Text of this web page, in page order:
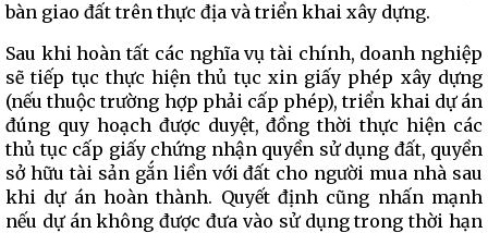
bàn giao đất trên thực địa và triển khai xây dựng.
Sau khi hoàn tất các nghĩa vụ tài chính, doanh nghiệp
sẽ tiếp tục thực hiện thủ tục xin giấy phép xây dựng
(nếu thuộc trường hợp phải cấp phép), triển khai dự án
đúng quy hoạch được duyệt, đồng thời thực hiện các
thủ tục cấp giấy chứng nhận quyền sử dụng đất, quyền
sở hữu tài sản gắn liền với đất cho người mua nhà sau
khi dự án hoàn thành. Quyết định cũng nhấn mạnh
nếu dự án không được đưa vào sử dụng trong thời hạn